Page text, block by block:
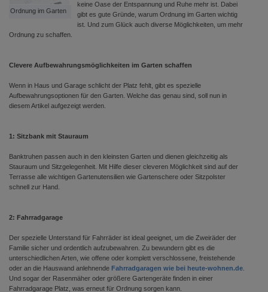
Ordnung im Garten
keine Oase der Entspannung und Ruhe mehr ist. Dabei
gibt es gute Gründe, warum Ordnung im Garten wichtig
ist. Und zum Glück auch diverse Möglichkeiten, um mehr
Ordnung zu schaffen.
Clevere Aufbewahrungsmöglichkeiten im Garten schaffen
Wenn in Haus und Garage schlicht der Platz fehlt, gibt es spezielle
Aufbewahrungsoptionen für den Garten. Welche das genau sind, soll nun in
diesem Artikel aufgezeigt werden.
1: Sitzbank mit Stauraum
Banktruhen passen auch in den kleinsten Garten und dienen gleichzeitig als
Stauraum und Sitzgelegenheit. Mit Hilfe dieser cleveren Möglichkeit sind auf der
Terrasse alle wichtigen Gartenutensilien wie Gartenschere oder Sitzpolster
schnell zur Hand.
2: Fahrradgarage
Der spezielle Unterstand für Fahrräder ist ideal geeignet, um die Zweiräder der
Familie sicher und ordentlich aufzubewahren. Zu bewundern gibt es die
unterschiedlichen Arten, wie offene oder komplett verschlossene, freistehende
oder an die Hauswand anlehnende Fahrradgaragen wie bei heute-wohnen.de
Und sogar der Rasenmäher oder größere Gartengeräte finden in einer
Fahrradgarage Platz, was erneut für Ordnung sorgen kann.